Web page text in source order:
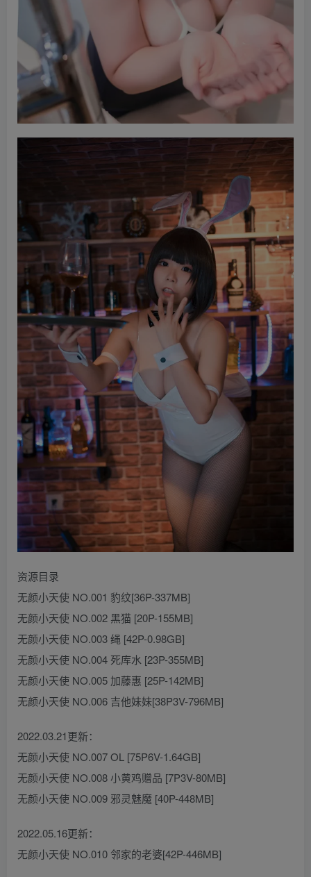
资源目录
无颜小天使 NO.001 豹纹[36P-337MB]
无颜小天使 NO.002 黑猫 [20P-155MB]
无颜小天使 NO.003 绳 [42P-0.98GB]
无颜小天使 NO.004 死库水 [23P-355MB]
无颜小天使 NO.005 加藤惠 [25P-142MB]
无颜小天使 NO.006 吉他妹妹[38P3V-796MB]
2022.03.21更新：
无颜小天使 NO.007 OL [75P6V-1.64GB]
无颜小天使 NO.008 小黄鸡赠品 [7P3V-80MB]
无颜小天使 NO.009 邪灵魅魔 [40P-448MB]
2022.05.16更新：
无颜小天使 NO.010 邻家的老婆[42P-446MB]